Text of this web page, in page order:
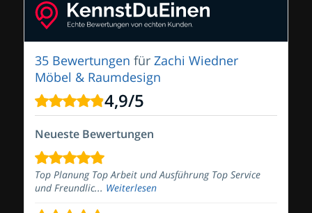
35 Bewertungen für Zachi Wiedner
Möbel & Raumdesign
4,9/5
Neueste Bewertungen
Top Planung Top Arbeit und Ausführung Top Service
und Freundlic... Weiterlesen